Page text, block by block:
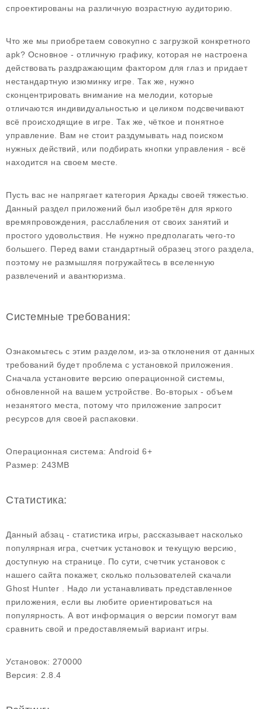
спроектированы на различную возрастную аудиторию.
Что же мы приобретаем совокупно с загрузкой конкретного
apk? Основное - отличную графику, которая не настроена
действовать раздражающим фактором для глаз и придает
нестандартную изюминку игре. Так же, нужно
сконцентрировать внимание на мелодии, которые
отличаются индивидуальностью и целиком подсвечивают
всё происходящие в игре. Так же, чёткое и понятное
управление. Вам не стоит раздумывать над поиском
нужных действий, или подбирать кнопки управления - всё
находится на своем месте.
Пусть вас не напрягает категория Аркады своей тяжестью.
Данный раздел приложений был изобретён для яркого
времяпровождения, расслабления от своих занятий и
простого удовольствия. Не нужно предполагать чего-то
большего. Перед вами стандартный образец этого раздела,
поэтому не размышляя погружайтесь в вселенную
развлечений и авантюризма.
Системные требования:
Ознакомьтесь с этим разделом, из-за отклонения от данных
требований будет проблема с установкой приложения.
Сначала установите версию операционной системы,
обновленной на вашем устройстве. Во-вторых - объем
незанятого места, потому что приложение запросит
ресурсов для своей распаковки.
Операционная система: Android 6+
Размер: 243MB
Статистика:
Данный абзац - статистика игры, рассказывает насколько
популярная игра, счетчик установок и текущую версию,
доступную на странице. По сути, счетчик установок с
нашего сайта покажет, сколько пользователей скачали
Ghost Hunter . Надо ли устанавливать представленное
приложения, если вы любите ориентироваться на
популярность. А вот информация о версии помогут вам
сравнить свой и предоставляемый вариант игры.
Установок: 270000
Версия: 2.8.4